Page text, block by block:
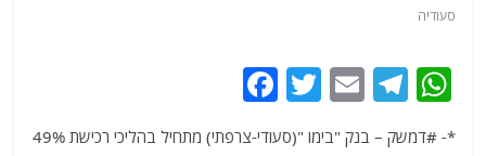
סעודיה
W
T
E
T
*- #דמשק – בנק "בימו "(סעודי-צרפתי) מתחיל בהליכי רכישת 49%